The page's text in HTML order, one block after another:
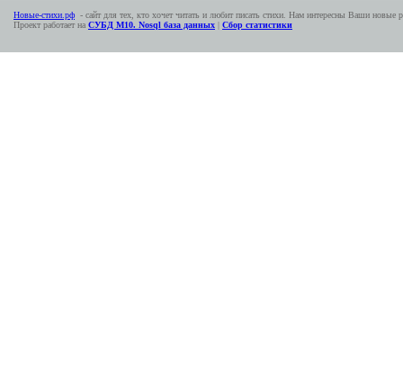
Новые-стихи.рф - сайт для тех, кто хочет читать и любит писать стихи. Нам интересны Ваши новые
Проект работает на СУБД М10. Nosql база данных | Сбор статистики